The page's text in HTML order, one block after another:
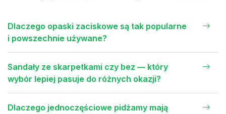
Dlaczego opaski zaciskowe są tak popularne
i powszechnie używane?
Sandały ze skarpetkami czy bez — który
wybór lepiej pasuje do różnych okazji?
Dlaczego jednoczęściowe pidżamy mają